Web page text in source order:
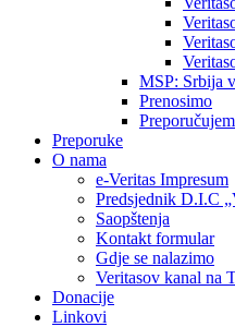
MSP: Srbija
Prenosimo
Preporuke
O nama
e-Veritas Impresum
Predsjednik D.I.C
Saopštenja
Kontakt formular
Gdje se nalazimo
Veritasov kanal na
Donacije
Linkovi